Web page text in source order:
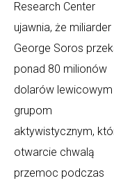
Research Center
ujawnia, że miliarder
George Soros
ponad 80 milionów
dolarów lewicowym
grupom
aktywistycznym,
otwarcie chwalą
przemoc podczas